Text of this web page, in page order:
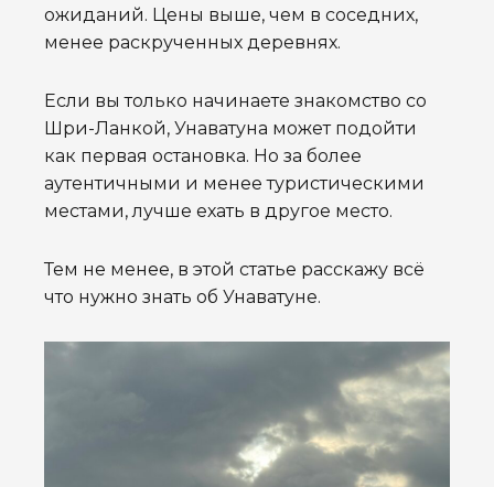
ожиданий. Цены выше, чем в соседних,
менее раскрученных деревнях.
Если вы только начинаете знакомство со
Шри-Ланкой, Унаватуна может подойти
как первая остановка. Но за более
аутентичными и менее туристическими
местами, лучше ехать в другое место.
Тем не менее, в этой статье расскажу всё
что нужно знать об Унаватуне.